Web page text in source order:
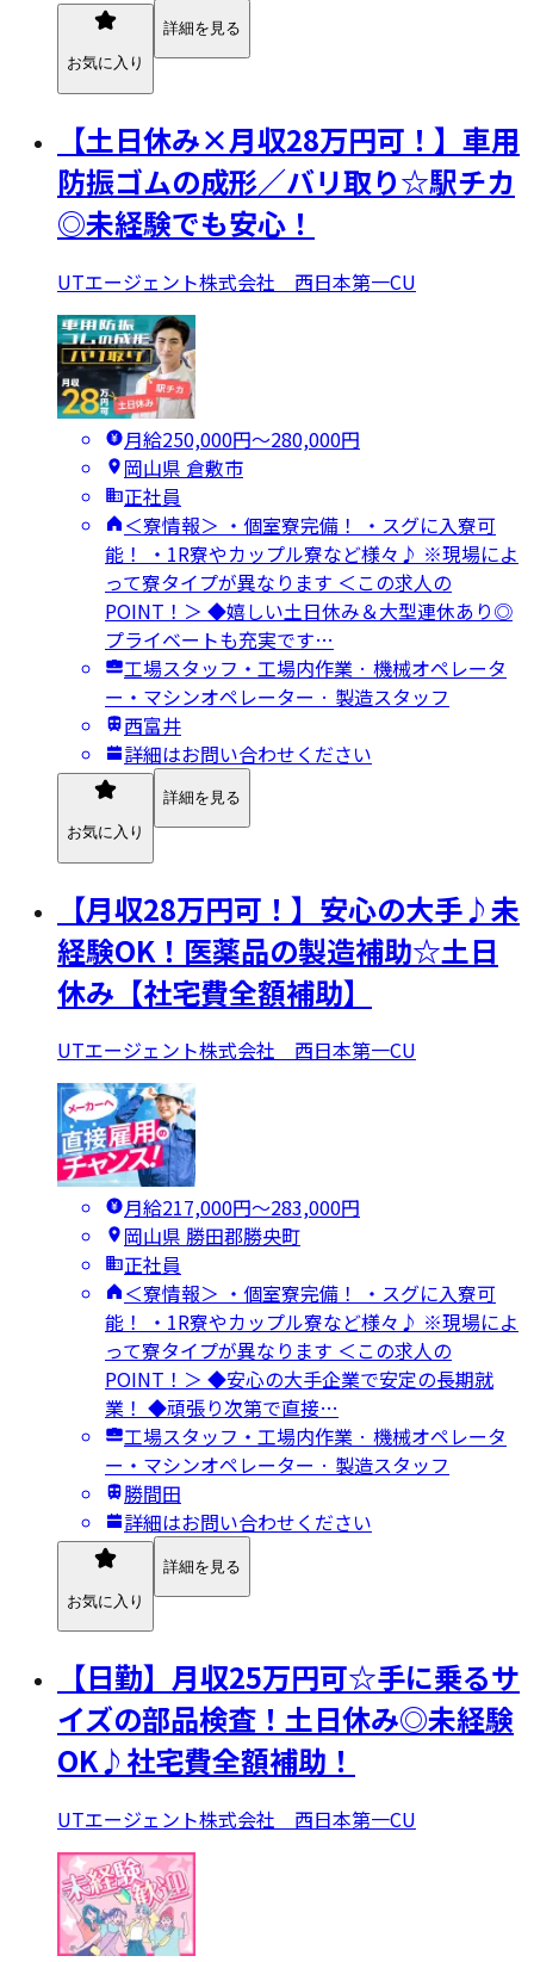
お気に入り
詳細を見る
【土日休み×月収28万円可！】車用
防振ゴムの成形／バリ取り☆駅チカ
◎未経験でも安心！
UTエージェント株式会社 西日本第一CU
月給250,000円〜280,000円
岡山県 倉敷市
正社員
＜寮情報＞ ・個室寮完備！ ・スグに入寮可
能！ ・1R寮やカップル寮など様々♪ ※現場によ
って寮タイプが異なります ＜この求人の
POINT！＞ ◆嬉しい土日休み＆大型連休あり◎
プライベートも充実です…
工場スタッフ・工場内作業 · 機械オペレータ
ー・マシンオペレーター · 製造スタッフ
西富井
詳細はお問い合わせください
お気に入り
詳細を見る
【月収28万円可！】安心の大手♪未
経験OK！医薬品の製造補助☆土日
休み【社宅費全額補助】
UTエージェント株式会社 西日本第一CU
月給217,000円〜283,000円
岡山県 勝田郡勝央町
正社員
＜寮情報＞ ・個室寮完備！ ・スグに入寮可
能！ ・1R寮やカップル寮など様々♪ ※現場によ
って寮タイプが異なります ＜この求人の
POINT！＞ ◆安心の大手企業で安定の長期就
業！ ◆頑張り次第で直接…
工場スタッフ・工場内作業 · 機械オペレータ
ー・マシンオペレーター · 製造スタッフ
勝間田
詳細はお問い合わせください
お気に入り
詳細を見る
【日勤】月収25万円可☆手に乗るサ
イズの部品検査！土日休み◎未経験
OK♪社宅費全額補助！
UTエージェント株式会社 西日本第一CU